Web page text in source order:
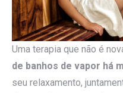
Uma terapia que não é
de banhos de vapor há
seu relaxamento,